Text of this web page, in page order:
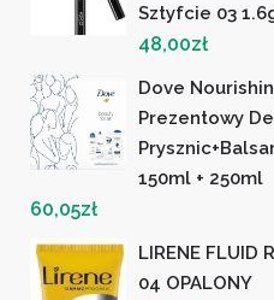
Sztyfcie 03
48,00zł
Dove
Prezentowy
150ml + 250ml
60,05zł
LIRENE FLUID
04 OPALONY